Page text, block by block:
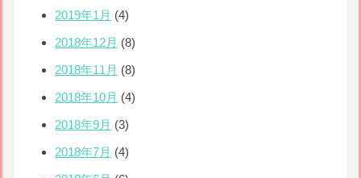
2019年1月 (4)
2018年12月 (8)
2018年11月 (8)
2018年10月 (4)
2018年9月 (3)
2018年7月 (4)